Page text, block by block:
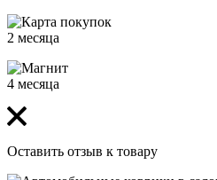
2 месяца
4 месяца
Оставить отзыв к товару